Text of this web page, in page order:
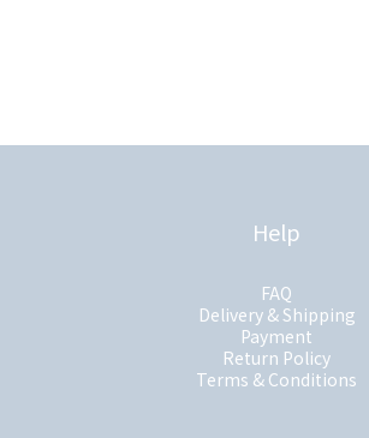
Help
FAQ
Delivery & Shipping
Payment
Return Policy
Terms & Conditions